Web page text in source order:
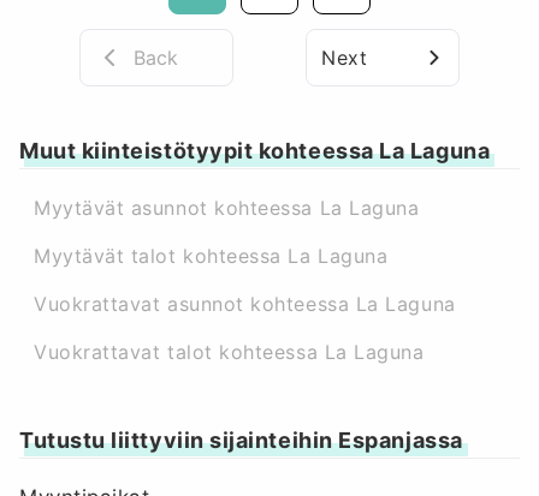
Back Next
Muut kiinteistötyypit kohteessa La Laguna
Myytävät asunnot kohteessa La Laguna
Myytävät talot kohteessa La Laguna
Vuokrattavat asunnot kohteessa La Laguna
Vuokrattavat talot kohteessa La Laguna
Tutustu liittyviin sijainteihin Espanjassa